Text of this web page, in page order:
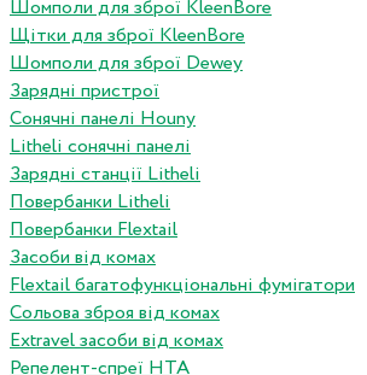
Шомполи для зброї KleenBore
Щітки для зброї KleenBore
Шомполи для зброї Dewey
Зарядні пристрої
Сонячні панелі Houny
Litheli сонячні панелі
Зарядні станції Litheli
Повербанки Litheli
Повербанки Flextail
Засоби від комах
Flextail багатофункціональні фумігатори
Сольова зброя від комах
Extravel засоби від комах
Репелент-спреї HTA